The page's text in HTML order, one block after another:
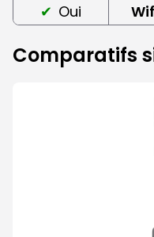
Oui
Comparatifs